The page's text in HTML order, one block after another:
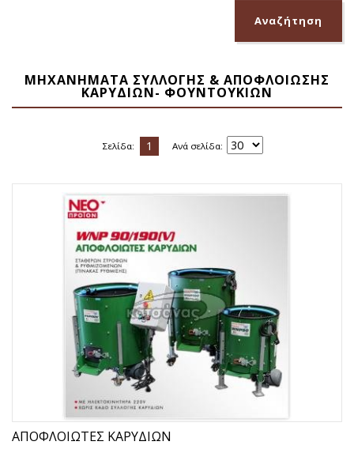
ΜΗΧΑΝΗΜΑΤΑ ΣΥΛΛΟΓΗΣ & ΑΠΟΦΛΟΙΩΣΗΣ
ΚΑΡΥΔΙΩΝ- ΦΟΥΝΤΟΥΚΙΩΝ
Σελίδα: 1 Ανά σελίδα:
ΑΠΟΦΛΟΙΩΤΕΣ ΚΑΡΥΔΙΩΝ